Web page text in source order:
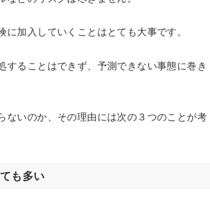
加入していくことはとても大事です。
ることはできず、予測できない事態に巻き
ないのか、その理由には次の３つのことが考
も多い